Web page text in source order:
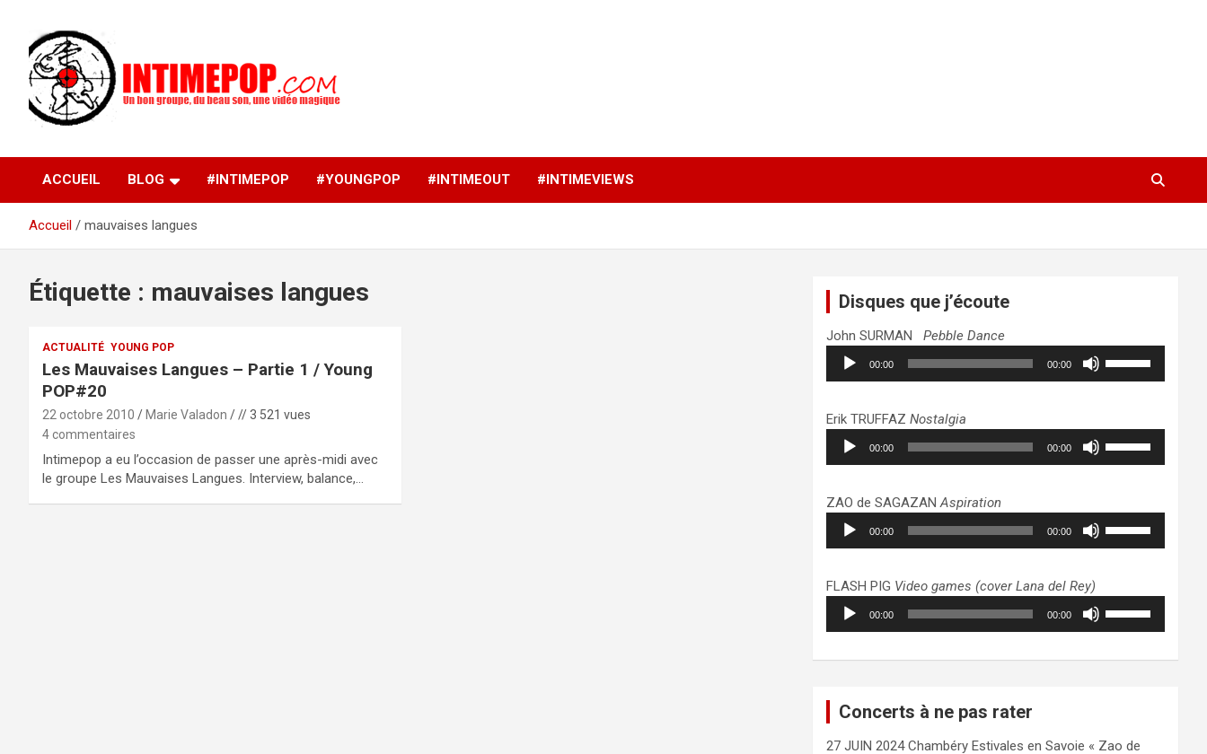
contenu
intimepop.com
musiques actuelles pop rock, post-rock, indé sur Lyon. rock pop
concert lyon
ACCUEIL BLOG #INTIMEPOP #YOUNGPOP #INTIMEOUT #INTIMEVIEWS
Accueil mauvaises langues
Étiquette : mauvaises langues
ACTUALITÉ YOUNG POP
Les Mauvaises Langues – Partie 1 / Young
POP#20
22 octobre 2010 Marie Valadon
// 3 521 vues
4 commentaires
Intimepop a eu l’occasion de passer une après-midi avec
le groupe Les Mauvaises Langues. Interview, balance,…
Disques que j’écoute
John SURMANPebble Dance
Lecteur
audio
00:00 00:00
pour
augmenter
ou
volume.
Erik TRUFFAZNostalgia
Lecteur
audio
00:00 00:00
pour
augmenter
ou
volume.
ZAO de SAGAZANAspiration
Lecteur
audio
00:00 00:00
pour
augmenter
ou
FLASH PIG Video games (cover Lana del Rey)
Lecteur
audio
00:00 00:00
haut/bas
Concerts à ne pas rater
27 JUIN 2024 Chambéry Estivales en Savoie « Zao de